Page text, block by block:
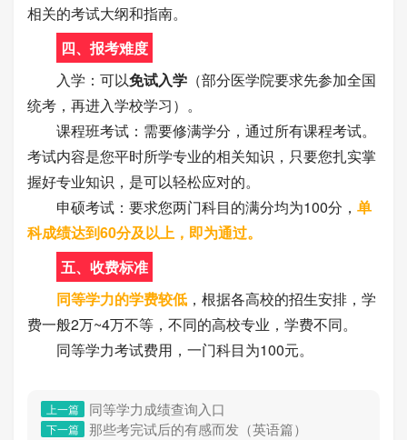
相关的考试大纲和指南。
四、报考难度
入学：可以免试入学 （部分医学院要求先参加全国
统考，再进入学校学习）。
课程班考试：需要修满学分，通过所有课程考试。
考试内容是您平时所学专业的相关知识，只要您扎实掌
握好专业知识，是可以轻松应对的。
申硕考试：要求您两门科目的满分均为100分， 单
科成绩达到60分及以上，即为通过。
五、收费标准
同等学力的学费较低 ，根据各高校的招生安排，学
费一般2万~4万不等，不同的高校专业，学费不同。
同等学力考试费用，一门科目为100元。
上一篇 同等学力成绩查询入口
下一篇 那些考完试后的有感而发（英语篇）